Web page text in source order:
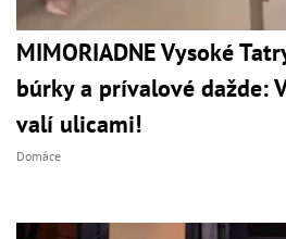
MIMORIADNE Vysoké
búrky a prívalové dažde:
valí ulicami!
Domáce